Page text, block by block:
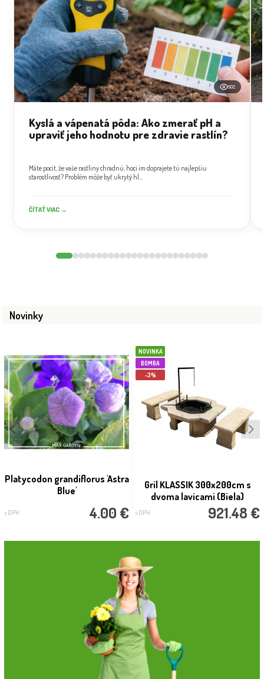
502
Kyslá a vápenatá pôda: Ako zmerať pH a
upraviť jeho hodnotu pre zdravie rastlín?
Máte pocit, že vaše rastliny chradnú, hoci im doprajete tú najlepšiu
starostlivosť? Problém môže byť ukrytý hl...
ČÍTAŤ VIAC →
Novinky
Platycodon grandiflorus 'Astra
Blue'
s DPH 4.00 €
NOVINKA
BOMBA
-3%
Gril KLASSIK 300x200cm s
dvoma lavicami (Biela)
s DPH 921.48 €